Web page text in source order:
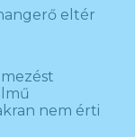
eltér
nem érti